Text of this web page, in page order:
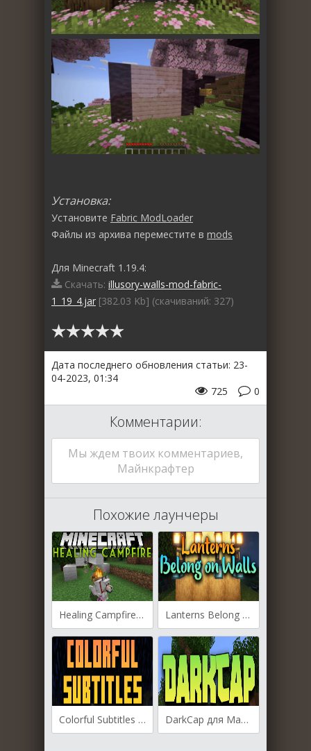
Установка:
Установите Fabric ModLoader
Файлы из архива переместите в mods
Для Minecraft 1.19.4:
Скачать: illusory-walls-mod-fabric-
1_19_4.jar [382.03 Kb] (cкачиваний: 327)
Дата последнего обновления статьи: 23-
04-2023, 01:34
0
725
Комментарии:
Мы ждем твоих комментариев,
Майнкрафтер
Похожие лаунчеры
Healing Campfire для Майнкрафт [1.19.4, 1.19.3, 1.19.2] Lanterns Belong on Walls для Майнкрафт [1.19.3, 1.19.2, 1.19.1]
Colorful Subtitles для Майнкрафт [1.19.3, 1.19.2] DarkCap для Майнкрафт 1.19.3